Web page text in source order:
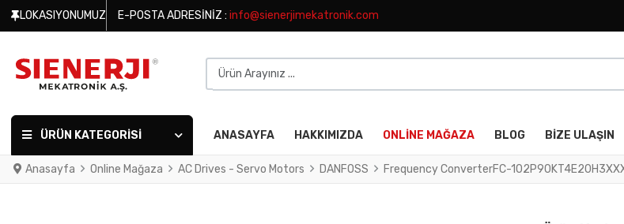
LOKASIYONUMUZ E-POSTA ADRESINIZ : info@sienerjimekatronik.com
Ürün Arayınız ...
ÜRÜN KATEGORISI ANASAYFA HAKKIMIZDA ONLINE MAĞAZA BLOG BIZE ULAŞIN
Anasayfa Online Mağaza AC Drives - Servo Motors DANFOSS